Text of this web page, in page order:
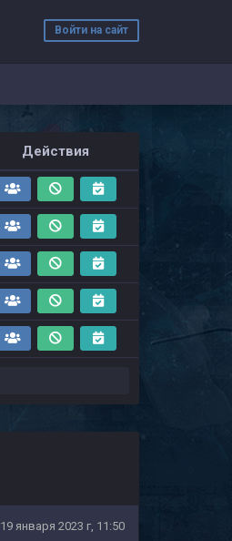
Войти на сайт
Действия
19 января 2023 г, 11:50